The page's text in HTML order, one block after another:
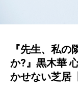
『先生、私
か?』黒木華
かせない芝居